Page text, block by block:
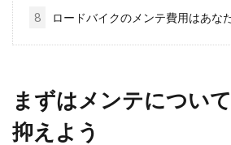
ロードバイク
ロードバイクやクロ
8 ロードバイクのメンテ費用はあな
まずはメンテについ
抑えよう